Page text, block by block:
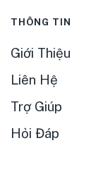
THÔNG TIN
Giới Thiệu
Liên Hệ
Trợ Giúp
Hỏi Đáp